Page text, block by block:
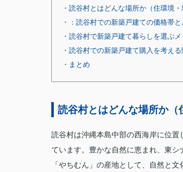
・読谷村とはどんな場所か（住環境
・：読谷村での新築戸建ての価格帯
・読谷村で新築戸建て暮らしを選ぶ
・読谷村での新築戸建て購入を考え
・まとめ
読谷村とはどんな場所か（
読谷村は沖縄本島中部の西海岸に位
ています。豊かな自然に恵まれ、東
「やちむん」の産地として、自然と